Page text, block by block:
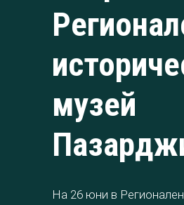
музей
На 26 юни в